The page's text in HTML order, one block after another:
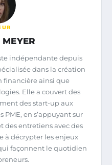
indépendante depuis
dans la création
financière ainsi que
Elle a couvert des
des start-up aux
en s’appuyant sur
des entretiens avec des
à décrypter les enjeux
façonnent le quotidien